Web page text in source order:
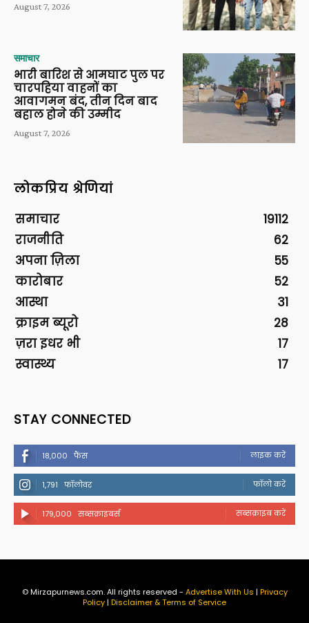
August 7, 2026
समाचार
भारी बारिश से आमघाट पुल पर
चारपहिया वाहनों का
आवागमन बंद, तीन दिन बाद
बहाल होने की उम्मीद
August 7, 2026
लोकप्रिय श्रेणियां
समाचार
19112
राजनीति
62
अपना ज़िला
55
कारोबार
52
आस्था
31
क्राइम ब्यूरो
28
ज़रा इधर भी
17
स्वास्थ्य
17
STAY CONNECTED
18,000 फैंस लाइक करें
1,791 फॉलोवर फॉलो करें
179,000 सब्सक्राइबर्स सब्सक्राइब करें
© Mirzapurnews.com. All rights reserved - Advertise With Us | Privacy
Policy| Disclaimer & Terms of Service